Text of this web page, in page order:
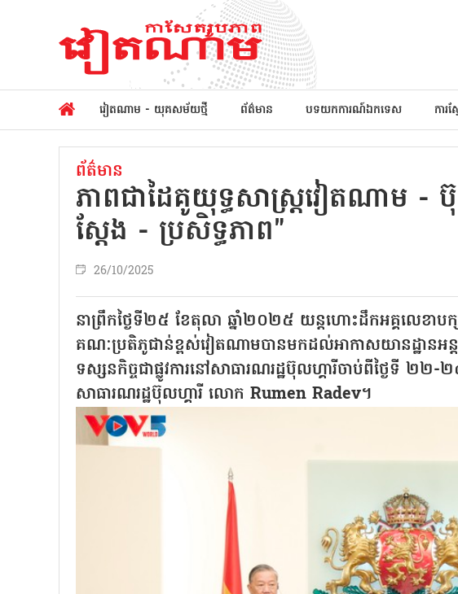
វៀតណាម - យុគសម័យថ្មី ព័ត៌មាន បទយកការណ៍ឯកទេស ការ
ព័ត៌មាន
ភាពជាដៃគូយុទ្ធសាស្ត្រវៀតណាម -
ស្តែង - ប្រសិទ្ធភាព"
26/10/2025
នាព្រឹកថ្ងៃទី២៥ ខែតុលា ឆ្នាំ២០២៥ យន្តហោះដឹកអគ្គលេខ
គណៈប្រតិភូជាន់ខ្ពស់វៀតណាមបានមកដល់អាកាសយានដ្ឋាន
ទស្សនកិច្ចជាផ្លូវការនៅសាធារណរដ្ឋប៊ុលហ្គារីចាប់ពីថ្ងៃទី ២
សាធារណរដ្ឋប៊ុលហ្គារី លោក Rumen Radev។